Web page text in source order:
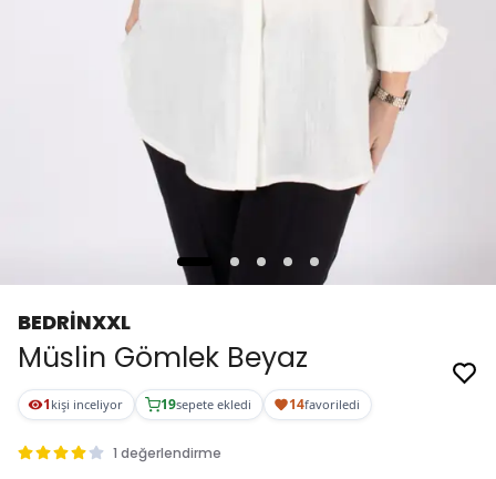
BEDRİNXXL
Müslin Gömlek Beyaz
1 kişi inceliyor 19sepete ekledi 14favoriledi
1 değerlendirme